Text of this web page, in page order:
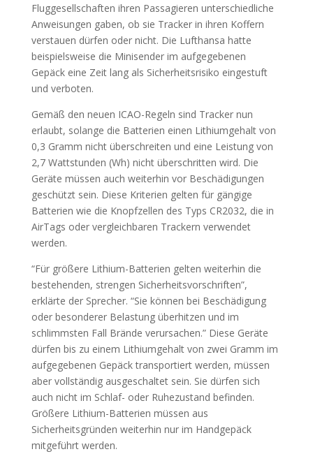
Fluggesellschaften ihren Passagieren unterschiedliche
Anweisungen gaben, ob sie Tracker in ihren Koffern
verstauen dürfen oder nicht. Die Lufthansa hatte
beispielsweise die Minisender im aufgegebenen
Gepäck eine Zeit lang als Sicherheitsrisiko eingestuft
und verboten.
Gemäß den neuen ICAO-Regeln sind Tracker nun
erlaubt, solange die Batterien einen Lithiumgehalt von
0,3 Gramm nicht überschreiten und eine Leistung von
2,7 Wattstunden (Wh) nicht überschritten wird. Die
Geräte müssen auch weiterhin vor Beschädigungen
geschützt sein. Diese Kriterien gelten für gängige
Batterien wie die Knopfzellen des Typs CR2032, die in
AirTags oder vergleichbaren Trackern verwendet
werden.
“Für größere Lithium-Batterien gelten weiterhin die
bestehenden, strengen Sicherheitsvorschriften”,
erklärte der Sprecher. “Sie können bei Beschädigung
oder besonderer Belastung überhitzen und im
schlimmsten Fall Brände verursachen.” Diese Geräte
dürfen bis zu einem Lithiumgehalt von zwei Gramm im
aufgegebenen Gepäck transportiert werden, müssen
aber vollständig ausgeschaltet sein. Sie dürfen sich
auch nicht im Schlaf- oder Ruhezustand befinden.
Größere Lithium-Batterien müssen aus
Sicherheitsgründen weiterhin nur im Handgepäck
mitgeführt werden.